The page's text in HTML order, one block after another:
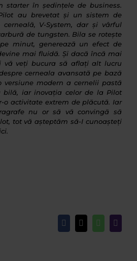
starter în ședințele de business.
au brevetat și un sistem de
V-System, dar și vârful
de tungsten. Bila se rotește
minut, generează un efect de
mai fluidă. Și dacă încă mai
vă veți bucura să aflați alt lucru
cerneala avansată pe bază
versiune modern a cernelii pastă
bilă, iar inovația celor de la Pilot
o activitate extrem de plăcută. Iar
nu or să vă convingă să
tot vă așteptăm să-I cunoașteți
Facebook
X WhatsApp
Email